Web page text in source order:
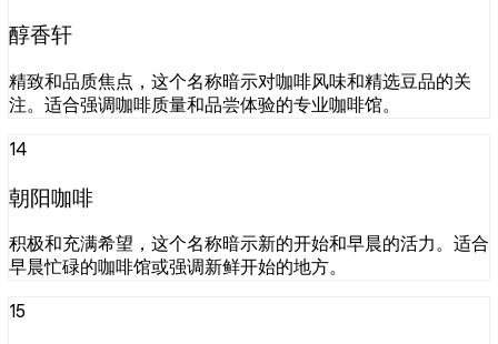
醇香轩
精致和品质焦点，这个名称暗示对咖啡风味和精选豆品的关
注。适合强调咖啡质量和品尝体验的专业咖啡馆。
14
朝阳咖啡
积极和充满希望，这个名称暗示新的开始和早晨的活力。适合
早晨忙碌的咖啡馆或强调新鲜开始的地方。
15